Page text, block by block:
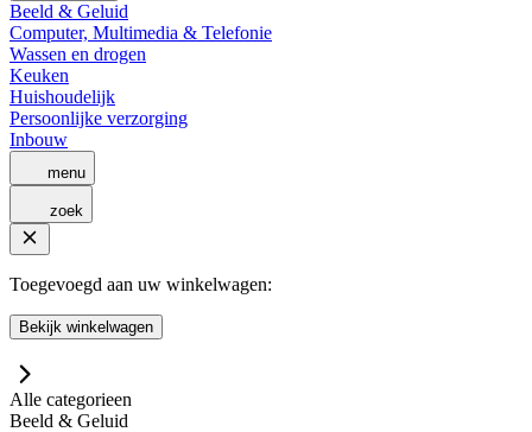
Beeld & Geluid
Computer, Multimedia & Telefonie
Wassen en drogen
Keuken
Huishoudelijk
Persoonlijke verzorging
Inbouw
menu
zoek
Toegevoegd aan uw winkelwagen:
Bekijk winkelwagen
Alle categorieen
Beeld & Geluid